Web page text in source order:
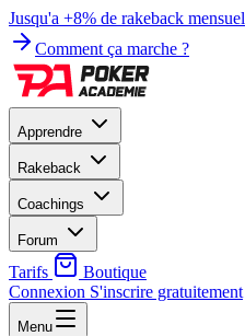
Jusqu'a +8% de rakeback mensuel
Comment ça marche ?
Apprendre
Rakeback
Coachings
Forum
Tarifs
Boutique
Connexion S'inscrire gratuitement
Menu